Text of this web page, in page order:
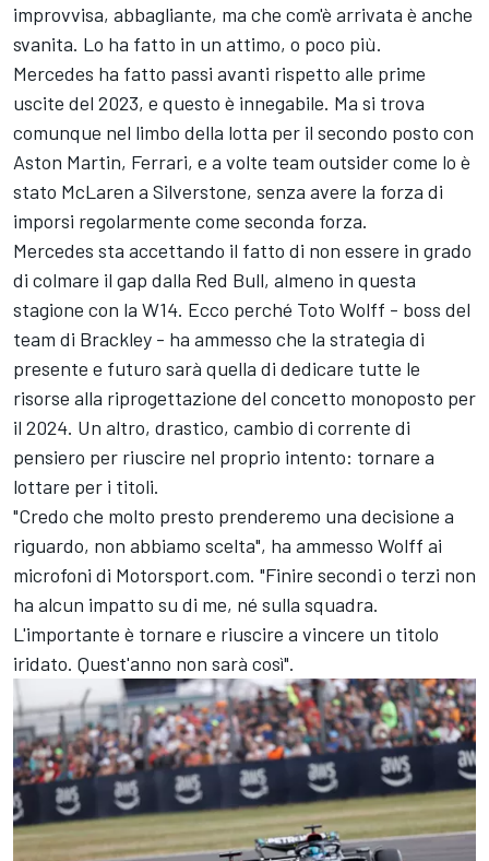
improvvisa, abbagliante, ma che com'è arrivata è anche
svanita. Lo ha fatto in un attimo, o poco più.
Mercedes ha fatto passi avanti rispetto alle prime
uscite del 2023, e questo è innegabile. Ma si trova
comunque nel limbo della lotta per il secondo posto con
Aston Martin, Ferrari, e a volte team outsider come lo è
stato McLaren a Silverstone, senza avere la forza di
imporsi regolarmente come seconda forza.
Mercedes sta accettando il fatto di non essere in grado
di colmare il gap dalla Red Bull, almeno in questa
stagione con la W14. Ecco perché Toto Wolff - boss del
team di Brackley - ha ammesso che la strategia di
presente e futuro sarà quella di dedicare tutte le
risorse alla riprogettazione del concetto monoposto per
il 2024. Un altro, drastico, cambio di corrente di
pensiero per riuscire nel proprio intento: tornare a
lottare per i titoli.
"Credo che molto presto prenderemo una decisione a
riguardo, non abbiamo scelta", ha ammesso Wolff ai
microfoni di Motorsport.com. "Finire secondi o terzi non
ha alcun impatto su di me, né sulla squadra.
L'importante è tornare e riuscire a vincere un titolo
iridato. Quest'anno non sarà così".